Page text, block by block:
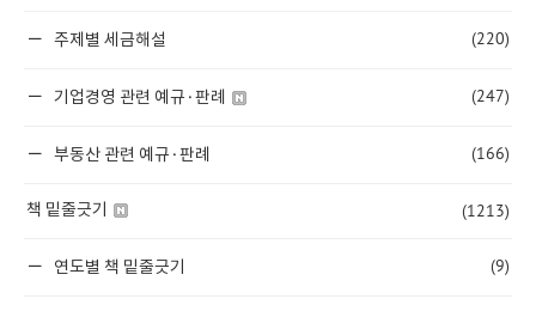
주제별 세금해설 (220)
기업경영 관련 예규·판례 (247)
부동산 관련 예규·판례 (166)
책 밑줄긋기 (1213)
연도별 책 밑줄긋기 (9)